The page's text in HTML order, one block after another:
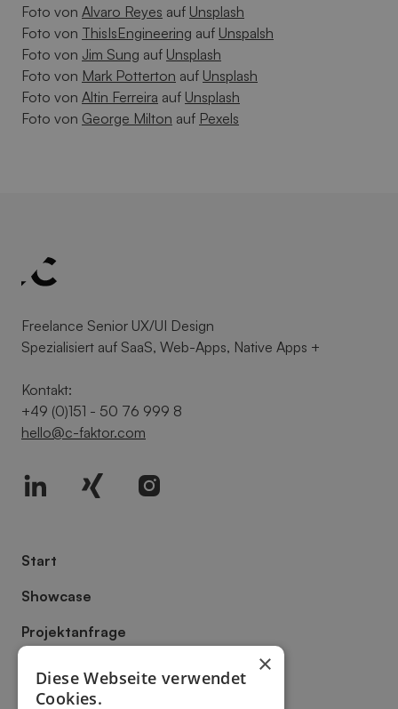
Foto von Alvaro Reyes auf Unsplash
Foto von ThisIsEngineering auf Unspalsh
Foto von Jim Sung auf Unsplash
Foto von Mark Potterton auf Unsplash
Foto von Altin Ferreira auf Unsplash
Foto von George Milton auf Pexels
Freelance Senior UX/UI Design
Spezialisiert auf SaaS, Web-Apps, Native Apps +
Kontakt:
+49 (0)151 - 50 76 999 8
hello@c-faktor.com
Start
Showcase
Projektanfrage
×
Diese Webseite verwendet
Cookies.